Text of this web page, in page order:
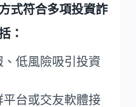
式符合多項投資詐
：
、低風險吸引投資
平台或交友軟體接